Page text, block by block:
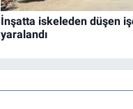
İnşatta iskeleden düşen
yaralandı